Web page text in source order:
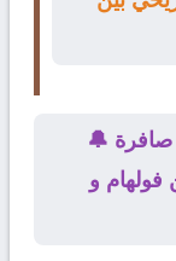
🔔 تتصاعد الأجواء الحماسية مع اقتراب صافرة
فولهام و